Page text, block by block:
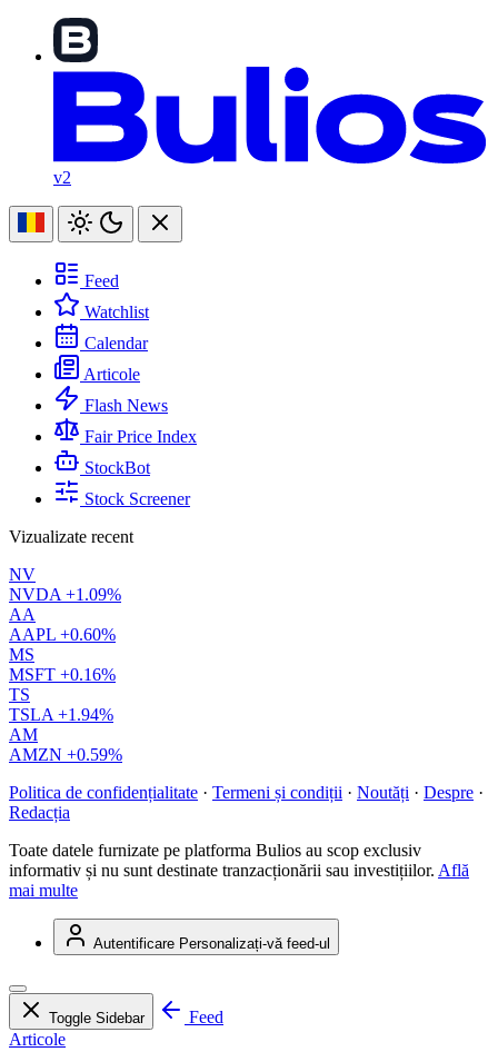
v2
Feed
Watchlist
Calendar
Articole
Flash News
Fair Price Index
StockBot
Stock Screener
Vizualizate recent
NV
NVDA +1.09%
AA
AAPL +0.60%
MS
MSFT +0.16%
TS
TSLA +1.94%
AM
AMZN +0.59%
Politica de confidențialitate · Termeni și condiții · Noutăți · Despre ·
Redacția
Toate datele furnizate pe platforma Bulios au scop exclusiv
informativ și nu sunt destinate tranzacționării sau investițiilor. Află
mai multe
Autentificare Personalizați-vă feed-ul
Toggle Sidebar
Feed
Articole